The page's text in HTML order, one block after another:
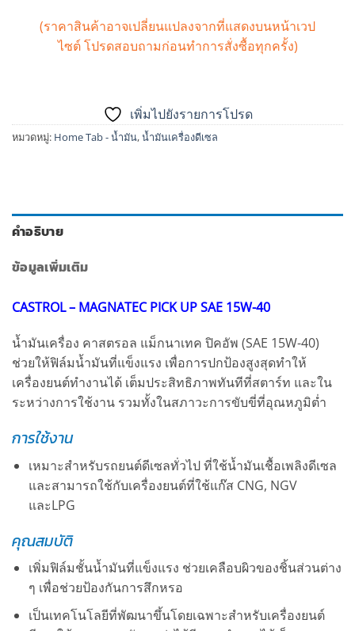
(ราคาสินค้าอาจเปลี่ยนแปลงจากที่แสดงบนหน้าเวป
ไซต์โปรดสอบถามก่อนทำการสั่งซื้อทุกครั้ง)
เพิ่มไปยังรายการโปรด
หมวดหมู่: Home Tab - น้ำมัน,น้ำมันเครื่องดีเซล
คำอธิบาย
ข้อมูลเพิ่มเติม
CASTROL – MAGNATEC PICK UP SAE 15W-40
น้ำมันเครื่อง คาสตรอล แม็กนาเทค ปิคอัพ (SAE 15W-40)
ช่วยให้ฟิล์มน้ำมันที่แข็งแรง เพื่อการปกป้องสูงสุดทำให้
เครื่องยนต์ทำงานได้ เต็มประสิทธิภาพทันทีที่สตาร์ท และใน
ระหว่างการใช้งาน รวมทั้งในสภาวะการขับขี่ที่อุณหภูมิต่ำ
การใช้งาน
เหมาะสำหรับรถยนต์ดีเซลทั่วไป ที่ใช้น้ำมันเชื้อเพลิงดีเซล
และสามารถใช้กับเครื่องยนต์ที่ใช้แก๊ส CNG, NGV
และLPG
คุณสมบัติ
เพิ่มฟิล์มชั้นน้ำมันที่แข็งแรง ช่วยเคลือบผิวของชิ้นส่วนต่าง
ๆ เพื่อช่วยป้องกันการสึกหรอ
เป็นเทคโนโลยีที่พัฒนาขึ้นโดยเฉพาะสำหรับเครื่องยนต์